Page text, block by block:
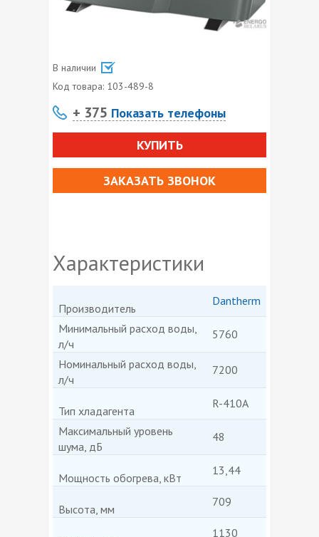
В наличии
Код товара: 103-489-8
+ 375 Показать телефоны
КУПИТЬ
ЗАКАЗАТЬ ЗВОНОК
Характеристики
Производитель
Dantherm
Минимальный расход воды,
л/ч
5760
Номинальный расход воды,
л/ч
7200
Тип хладагента
R-410A
Максимальный уровень
шума, дБ
48
Мощность обогрева, кВт
13,44
Высота, мм
709
1130